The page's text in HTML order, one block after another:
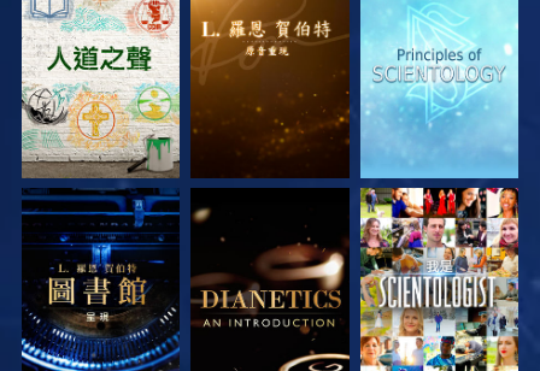
探索系列節目 探索系列節目 探索系列節目
探索系列節目 探索系列節目 觀看